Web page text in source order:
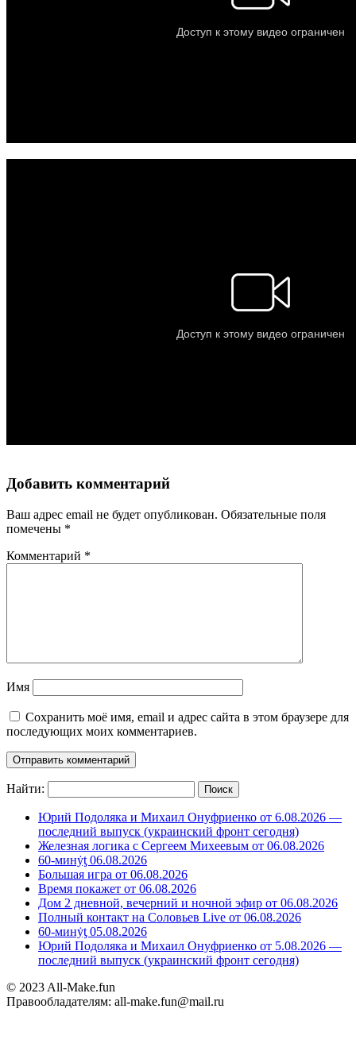
Добавить комментарий
Ваш адрес email не будет опубликован. Обязательные поля
помечены *
Комментарий *
Имя
Сохранить моё имя, email и адрес сайта в этом браузере для
последующих моих комментариев.
Найти:
Юрий Подоляка и Михаил Онуфриенко от 6.08.2026 —
последний выпуск (украинский фронт сегодня)
Железная логика с Сергеем Михеевым от 06.08.2026
60-минẏƫ 06.08.2026
Большая игра от 06.08.2026
Время покажет от 06.08.2026
Дом 2 дневной, вечерний и ночной эфир от 06.08.2026
Полный контакт на Соловьев Live от 06.08.2026
60-минẏƫ 05.08.2026
Юрий Подоляка и Михаил Онуфриенко от 5.08.2026 —
последний выпуск (украинский фронт сегодня)
© 2023 All-Make.fun
Правообладателям: all-make.fun@mail.ru